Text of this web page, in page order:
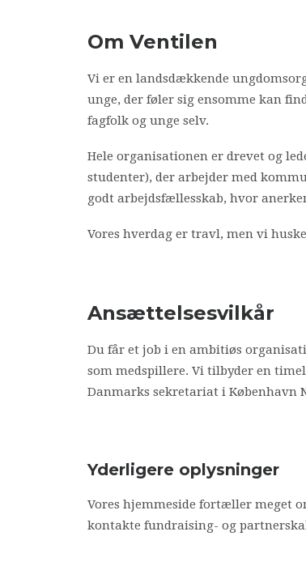
Om Ventilen
Vi er en landsdækkende
unge, der føler sig ensomme kan
fagfolk og unge selv.
Hele organisationen er drevet og
studenter), der arbejder med
godt arbejdsfællesskab, hvor
Vores hverdag er travl, men vi
Ansættelsesvilkår
Du får et job i en ambitiøs
som medspillere. Vi tilbyder en
Danmarks sekretariat i København
Yderligere oplysninger
Vores hjemmeside fortæller meget
kontakte fundraising- og